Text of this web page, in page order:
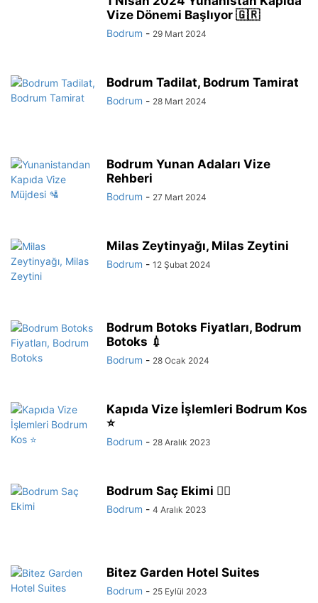
Vize Dönemi Başlıyor 🇬🇷
Bodrum - 29 Mart 2024
Bodrum Tadilat, Bodrum Tamirat
Bodrum - 28 Mart 2024
Bodrum Yunan Adaları Vize
Rehberi
Bodrum - 27 Mart 2024
Milas Zeytinyağı, Milas Zeytini
Bodrum - 12 Şubat 2024
Bodrum Botoks Fiyatları, Bodrum
Botoks 💉
Bodrum - 28 Ocak 2024
Kapıda Vize İşlemleri Bodrum Kos
⭐
Bodrum - 28 Aralık 2023
Bodrum Saç Ekimi 💇‍♂️
Bodrum - 4 Aralık 2023
Bitez Garden Hotel Suites
Bodrum - 25 Eylül 2023